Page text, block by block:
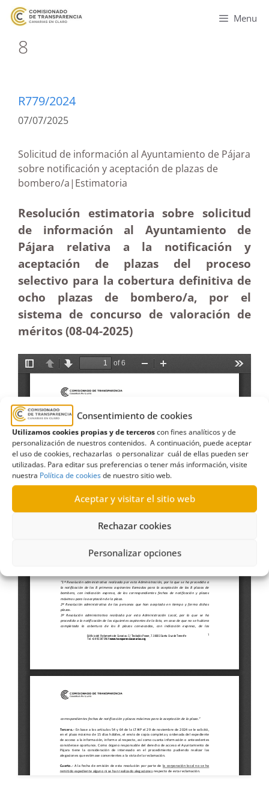
Consentimiento de cookies
Utilizamos cookies propias y de terceroscon fines analíticos y de
personalización de nuestros contenidos. A continuación, puede aceptar
el uso de cookies, rechazarlas o personalizar cuál de ellas pueden ser
utilizadas. Para editar sus preferencias o tener más información, visite
nuestra Política de cookiesde nuestro sitio web.
Aceptar y visitar el sitio web
Rechazar cookies
Personalizar opciones
Menu
8
R779/2024
07/07/2025
Solicitud de información al Ayuntamiento de Pájara
sobre notificación y aceptación de plazas de
bombero/a|Estimatoria
Resolución estimatoria sobre solicitud
de información al Ayuntamiento de
Pájara relativa a la notificación y
aceptación de plazas del proceso
selectivo para la cobertura definitiva de
ocho plazas de bombero/a, por el
sistema de concurso de valoración de
méritos (08-04-2025)